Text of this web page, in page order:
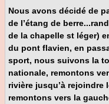
Nous avons décidé de
de l’étang de
de la chapelle st léger)
du pont flavien, en
sport, nous suivons la
nationale, remontons
rivière jusqu’à rejoindre
remontons vers la